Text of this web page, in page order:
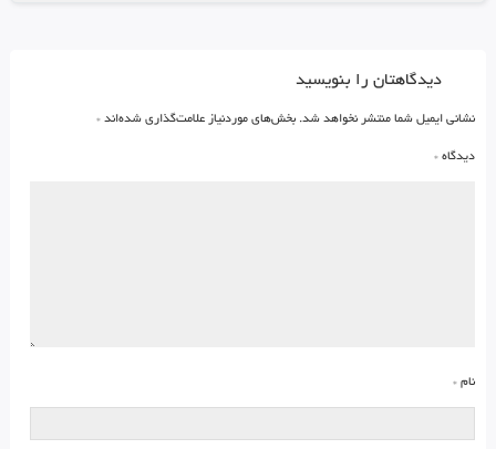
دیدگاهتان را بنویسید
نشانی ایمیل شما منتشر نخواهد شد. بخش‌های موردنیاز علامت‌گذاری شده‌اند *
دیدگاه *
نام *